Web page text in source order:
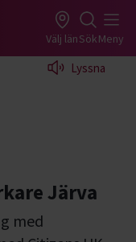
Välj länSökMeny
Lyssna
Järva
med